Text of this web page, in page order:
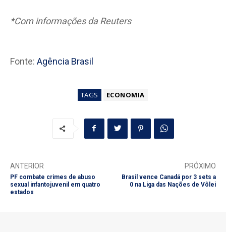
*Com informações da Reuters
Fonte: Agência Brasil
TAGS ECONOMIA
ANTERIOR
PF combate crimes de abuso
sexual infantojuvenil em quatro
estados
PRÓXIMO
Brasil vence Canadá por 3 sets a
0 na Liga das Nações de Vôlei